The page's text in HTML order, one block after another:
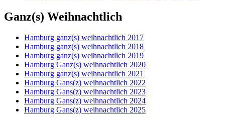
Ganz(s) Weihnachtlich
Hamburg ganz(s) weihnachtlich 2017
Hamburg ganz(s) weihnachtlich 2018
Hamburg ganz(s) weihnachtlich 2019
Hamburg Ganz(s) weihnachtlich 2020
Hamburg ganz(s) weihnachtlich 2021
Hamburg Gans(z) weihnachtlich 2022
Hamburg Gans(z) weihnachtlich 2023
Hamburg Gans(z) weihnachtlich 2024
Hamburg Gans(z) weihnachtlich 2025